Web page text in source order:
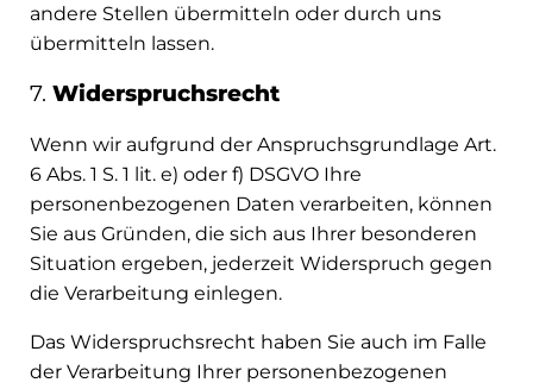
andere Stellen übermitteln oder durch uns
übermitteln lassen.
7. Widerspruchsrecht
Wenn wir aufgrund der Anspruchsgrundlage Art.
6 Abs. 1 S. 1 lit. e) oder f) DSGVO Ihre
personenbezogenen Daten verarbeiten, können
Sie aus Gründen, die sich aus Ihrer besonderen
Situation ergeben, jederzeit Widerspruch gegen
die Verarbeitung einlegen.
Das Widerspruchsrecht haben Sie auch im Falle
der Verarbeitung Ihrer personenbezogenen